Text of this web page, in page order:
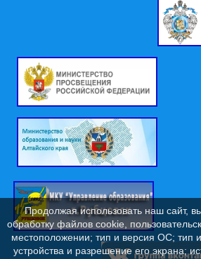
Продолжая использовать наш сайт,
обработку файлов cookie,
местоположении; тип и версия ОС; тип
устройства и разрешение его экрана;